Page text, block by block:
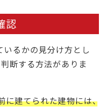
認
るかの見分け方とし
断する方法がありま
に建てられた建物には、